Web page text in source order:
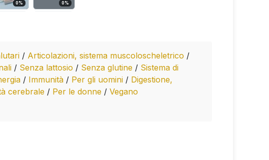
0% 0%
/ Articolazioni, sistema muscoloscheletrico /
/ Senza lattosio / Senza glutine / Sistema di
/ Immunità / Per gli uomini / Digestione,
cerebrale / Per le donne / Vegano